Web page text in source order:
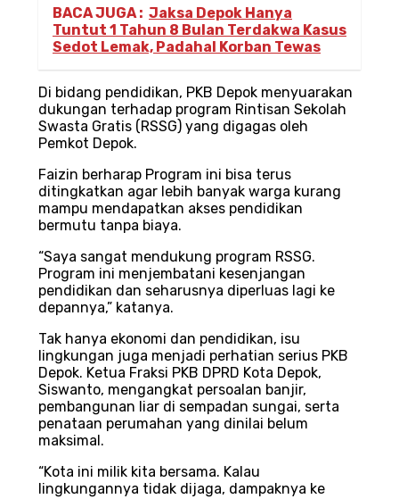
BACA JUGA : Jaksa Depok Hanya
Tuntut 1 Tahun 8 Bulan Terdakwa Kasus
Sedot Lemak, Padahal Korban Tewas
Di bidang pendidikan, PKB Depok menyuarakan
dukungan terhadap program Rintisan Sekolah
Swasta Gratis (RSSG) yang digagas oleh
Pemkot Depok.
Faizin berharap Program ini bisa terus
ditingkatkan agar lebih banyak warga kurang
mampu mendapatkan akses pendidikan
bermutu tanpa biaya.
“Saya sangat mendukung program RSSG.
Program ini menjembatani kesenjangan
pendidikan dan seharusnya diperluas lagi ke
depannya,” katanya.
Tak hanya ekonomi dan pendidikan, isu
lingkungan juga menjadi perhatian serius PKB
Depok. Ketua Fraksi PKB DPRD Kota Depok,
Siswanto, mengangkat persoalan banjir,
pembangunan liar di sempadan sungai, serta
penataan perumahan yang dinilai belum
maksimal.
“Kota ini milik kita bersama. Kalau
lingkungannya tidak dijaga, dampaknya ke